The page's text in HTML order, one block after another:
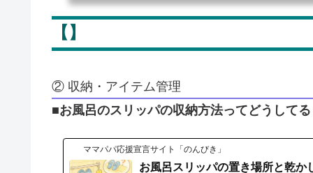
【】
② 収納・アイテム管理
■お風呂のスリッパの収納方法ってどうして
ママパパ応援宣言サイト「のんびき」
お風呂スリッパの置き場所と乾か